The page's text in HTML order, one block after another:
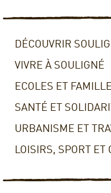
DÉCOUVRIR
VIVRE À SOULIGNÉ
ECOLES ET
SANTÉ ET
URBANISME ET
LOISIRS, SPORT ET